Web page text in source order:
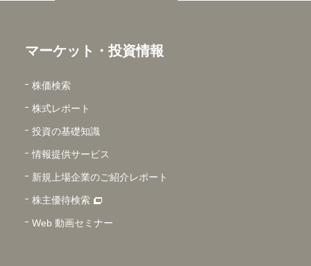
マーケット・投資情報
株価検索
株式レポート
投資の基礎知識
情報提供サービス
新規上場企業のご紹介レポート
株主優待検索
Web 動画セミナー